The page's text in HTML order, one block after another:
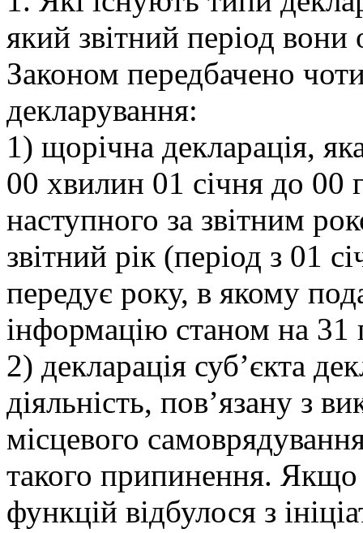
який звітний період
Законом передбачено
декларування:
1) щорічна декларація,
00 хвилин 01 січня до 00
наступного за звітним
звітний рік (період з 01
передує року, в якому
інформацію станом на 31
2) декларація суб’єкта
діяльність, пов’язану з
місцевого
такого припинення.
функцій відбулося з